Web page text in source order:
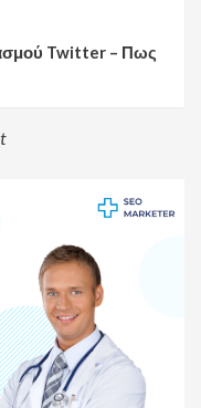
Twitter – Πως